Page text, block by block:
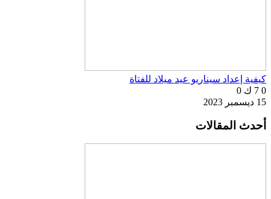
كيفية إعداد سيناريو عيد ميلاد للفتاة
0 7 ك
0
15 ديسمبر 2023
أحدث المقالات